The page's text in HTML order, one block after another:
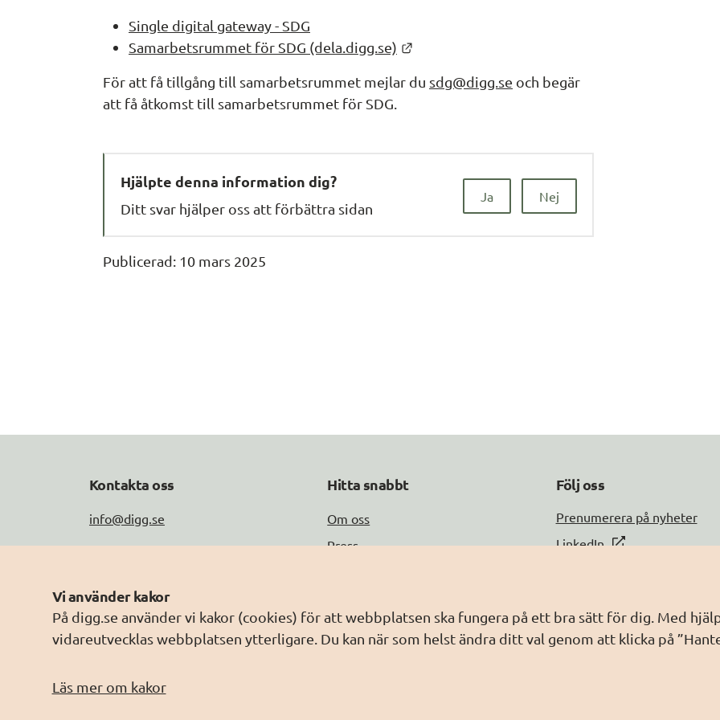
Vi använder kakor
På digg.se använder vi kakor (cookies) för att webbplatsen ska fungera på ett bra sätt för dig. Med
vidareutvecklas webbplatsen ytterligare. Du kan när som helst ändra ditt val genom att klicka på
Läs mer om kakor
Single digital gateway - SDG
Samarbetsrummet för SDG (dela.digg.se)
För att få tillgång till samarbetsrummet mejlar du sdg@digg.se och begär
att få åtkomst till samarbetsrummet för SDG.
Hjälpte denna information dig?
Nej
Ja
Ditt svar hjälper oss att förbättra sidan
Publicerad: 10 mars 2025
Kontakta oss
info@digg.se
Tel: 0771-11 44 00
Fler kontaktuppgifter
Hitta snabbt
Om oss
Press
Om webbplatsen
Följ oss
DIGG på
Prenumerera på nyheter
DIGG på
LinkedIn